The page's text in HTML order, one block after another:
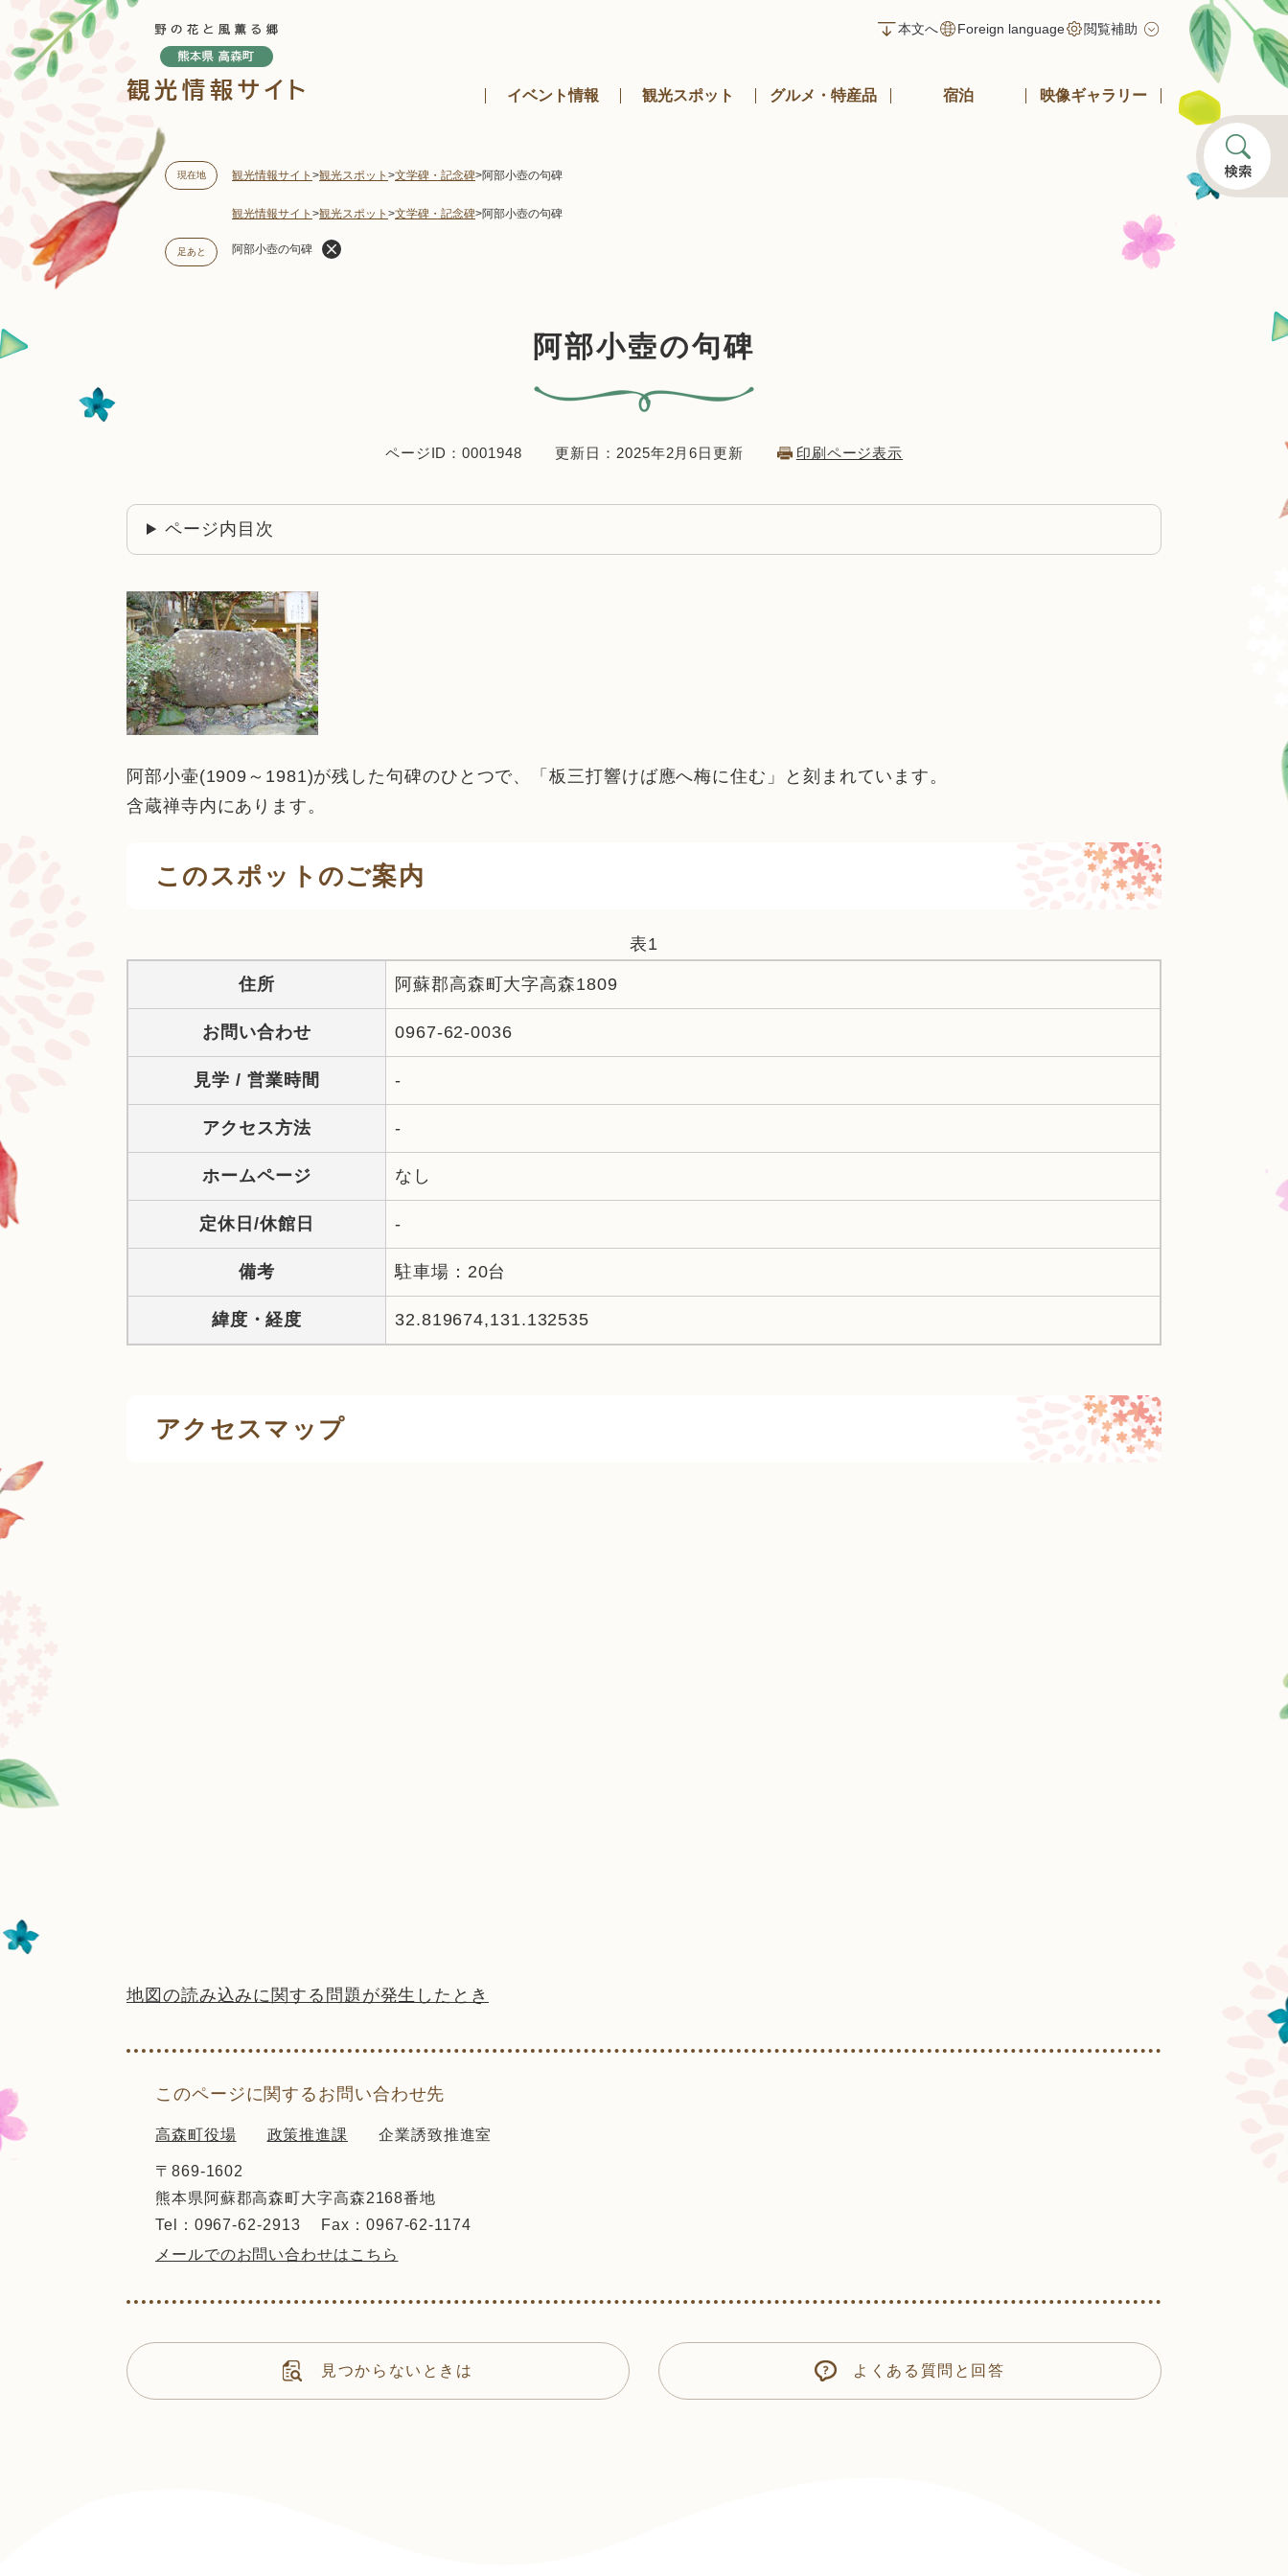
ジ
の
本文へ
Foreign language 閲覧補助
イベント情報 観光スポット グルメ・特産品 宿泊 映像ギャラリー
現在地 観光情報サイト >観光スポット >文学碑・記念碑>阿部小壺の句碑
観光情報サイト >観光スポット >文学碑・記念碑>阿部小壺の句碑
足あと 阿部小壺の句碑
阿部小壺の句碑
ページID：0001948 更新日：2025年2月6日更新 印刷ページ表示
ページ内目次
阿部小壷(1909～1981)が残した句碑のひとつで、「板三打響けば應へ梅に住む」と刻まれています。
含蔵禅寺内にあります。
このスポットのご案内
表1
住所 阿蘇郡高森町大字高森1809
お問い合わせ 0967-62-0036
見学 / 営業時間 -
アクセス方法 -
ホームページ なし
定休日/休館日 -
備考 駐車場：20台
緯度・経度 32.819674,131.132535
アクセスマップ
地図の読み込みに関する問題が発生したとき
このページに関するお問い合わせ先
高森町役場 政策推進課 企業誘致推進室
〒869-1602
熊本県阿蘇郡高森町大字高森2168番地
Tel：0967-62-2913
Fax：0967-62-1174
メールでのお問い合わせはこちら
見つからないときは よくある質問と回答